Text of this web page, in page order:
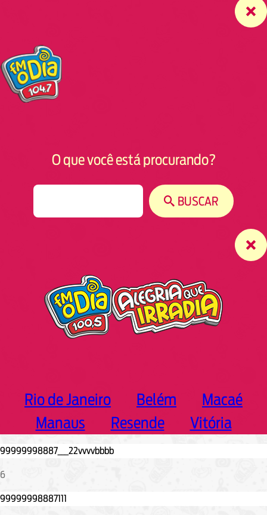
O que você está procurando?
BUSCAR
Rio de Janeiro Belém
Macaé
Manaus
Resende Vitória
6